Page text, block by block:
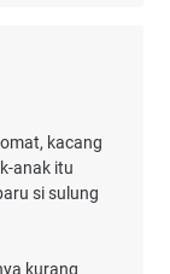
kacang
anak itu
si sulung
kurang